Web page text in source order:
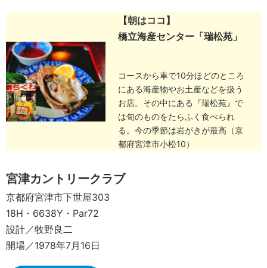
【朝はココ】
橋立海産センター「瑞松苑」
コースから車で10分ほどのところ
にある海産物やお土産などを扱う
お店。その中にある『瑞松苑』で
は旬のものをたらふく食べられ
る。今の季節は岩がきが最高（京
都府宮津市小松10）
宮津カントリークラブ
京都府宮津市下世屋303
18H・6638Y・Par72
設計／牧野良二
開場／1978年7月16日